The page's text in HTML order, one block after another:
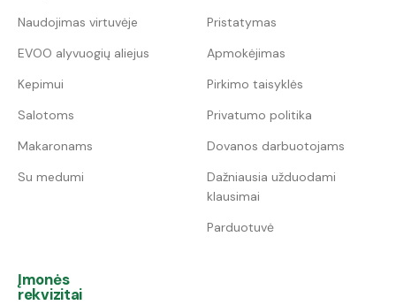
Naudojimas virtuvėje
EVOO alyvuogių aliejus
Kepimui
Salotoms
Makaronams
Su medumi
Pristatymas
Apmokėjimas
Pirkimo taisyklės
Privatumo politika
Dovanos darbuotojams
Dažniausia užduodami
klausimai
Parduotuvė
Įmonės
rekvizitai